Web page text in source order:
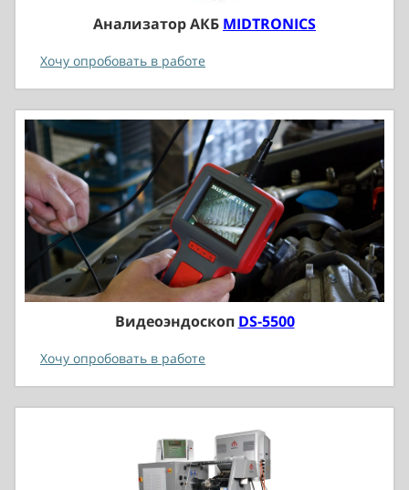
Анализатор АКБ MIDTRONICS
Хочу опробовать в работе
Видеоэндоскоп DS-5500
Хочу опробовать в работе